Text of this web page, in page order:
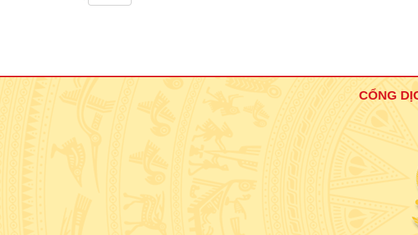
CỔNG